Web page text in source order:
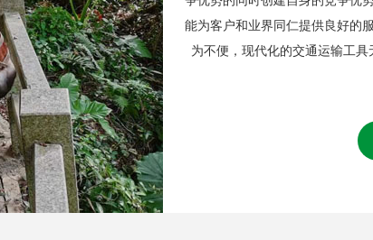
能为客户和业界同仁提供良好的
为不便，现代化的交通运输工